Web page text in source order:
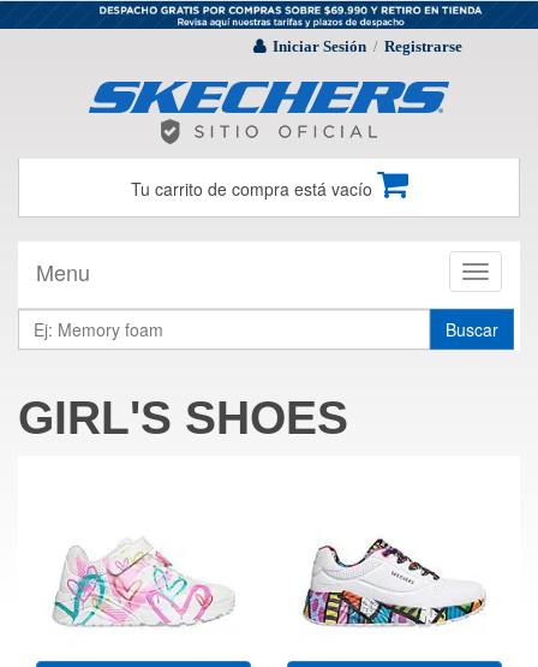
Iniciar Sesión / Registrarse
Tu carrito de compra está vacío
Toggle
Menu
Buscar
GIRL'S SHOES